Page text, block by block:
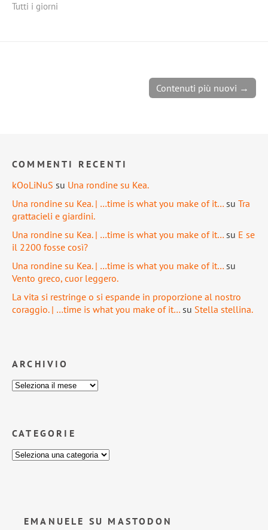
Tutti i giorni
Contenuti più nuovi →
COMMENTI RECENTI
kOoLiNuS su Una rondine su Kea.
Una rondine su Kea. | …time is what you make of it… su Tra
grattacieli e giardini.
Una rondine su Kea. | …time is what you make of it… su E se
il 2200 fosse così?
Una rondine su Kea. | …time is what you make of it… su
Vento greco, cuor leggero.
La vita si restringe o si espande in proporzione al nostro
coraggio. | …time is what you make of it… su Stella stellina.
ARCHIVIO
CATEGORIE
EMANUELE SU MASTODON